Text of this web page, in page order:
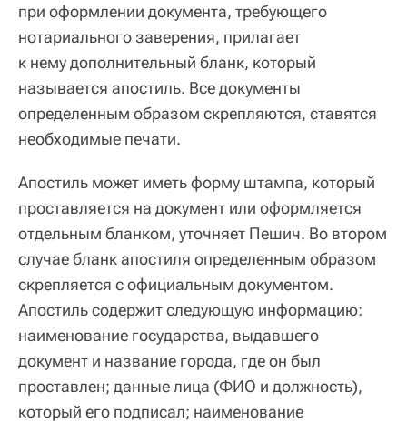
при оформлении документа, требующего
нотариального заверения, прилагает
к нему дополнительный бланк, который
называется апостиль. Все документы
определенным образом скрепляются, ставятся
необходимые печати.
Апостиль может иметь форму штампа, который
проставляется на документ или оформляется
отдельным бланком, уточняет Пешич. Во втором
случае бланк апостиля определенным образом
скрепляется с официальным документом.
Апостиль содержит следующую информацию:
наименование государства, выдавшего
документ и название города, где он был
проставлен; данные лица (ФИО и должность),
который его подписал; наименование